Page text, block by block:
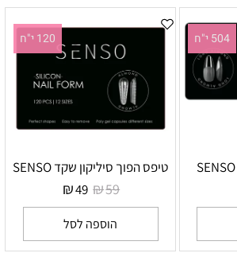
504 י"ח 120 י"ח
טיפס הפוך סיליקון שקד SENSO
₪59
₪49
הוספה לסל